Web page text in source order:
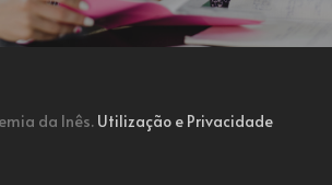
da Inês. Utilização e Privacidade